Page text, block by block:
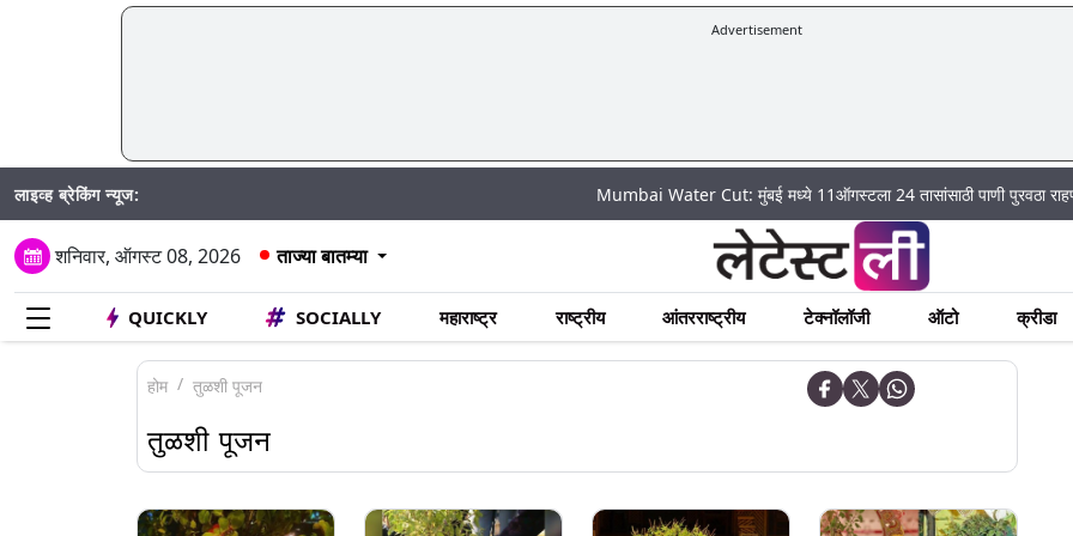
Advertisement
लाइव्ह ब्रेकिंग न्यूज: Mumbai Water Cut: मुंबई मध्ये 11ऑगस्टला 24 तासांसाठी पाणी पुरवठा राहणार बंद;
शनिवार, ऑगस्ट 08, 2026 ताज्या बातम्या
QUICKLY SOCIALLY महाराष्ट्र राष्ट्रीय आंतरराष्ट्रीय टेक्नॉलॉजी ऑटो क्रीडा
होम तुळशी पूजन
तुळशी पूजन